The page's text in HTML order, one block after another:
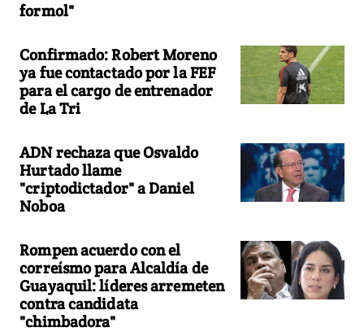
formol"
Confirmado: Robert Moreno
ya fue contactado por la FEF
para el cargo de entrenador
de La Tri
ADN rechaza que Osvaldo
Hurtado llame
"criptodictador" a Daniel
Noboa
Rompen acuerdo con el
correísmo para Alcaldía de
Guayaquil: líderes arremeten
contra candidata
"chimbadora"